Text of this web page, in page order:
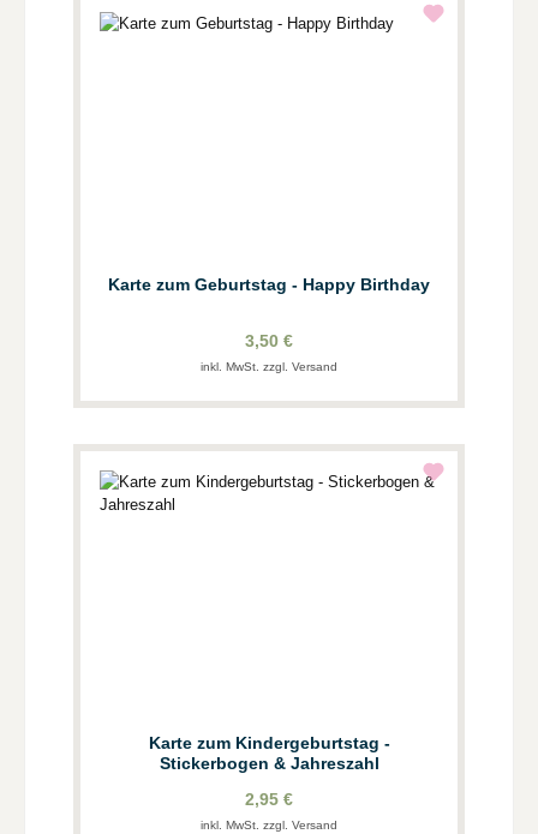
Karte zum Geburtstag - Happy Birthday
3,50 €
inkl. MwSt. zzgl. Versand
Karte zum Kindergeburtstag -
Stickerbogen & Jahreszahl
2,95 €
inkl. MwSt. zzgl. Versand